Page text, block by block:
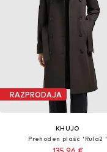
RAZPRODAJA
KHUJO
Prehoden plašč 'Rula2 '